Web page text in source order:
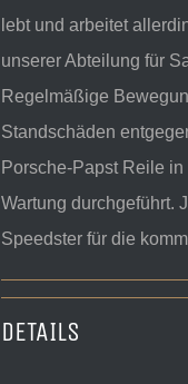
lebt und arbeitet
unserer Abteilung für
Regelmäßige
Standschäden
Porsche-Papst Reile
Wartung durchgeführt.
Speedster für die
DETAILS